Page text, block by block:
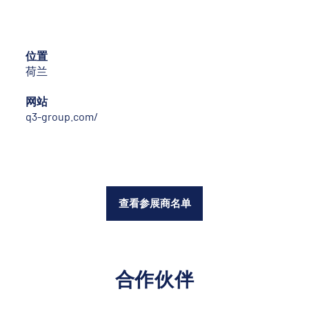
位置
荷兰
网站
q3-group.com/
查看参展商名单
合作伙伴